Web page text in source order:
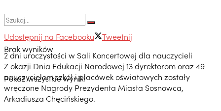
Brak wyników
Pokaż wszystkie wyniki
Udostępnij na Facebooku
Tweetnij
2 dni uroczystości w Sali Koncertowej dla nauczycieli
Z okazji Dnia Edukacji Narodowej 13 dyrektorom oraz 49
nauczycielom szkół i placówek oświatowych zostały
wręczone Nagrody Prezydenta Miasta Sosnowca,
Arkadiusza Chęcińskiego.